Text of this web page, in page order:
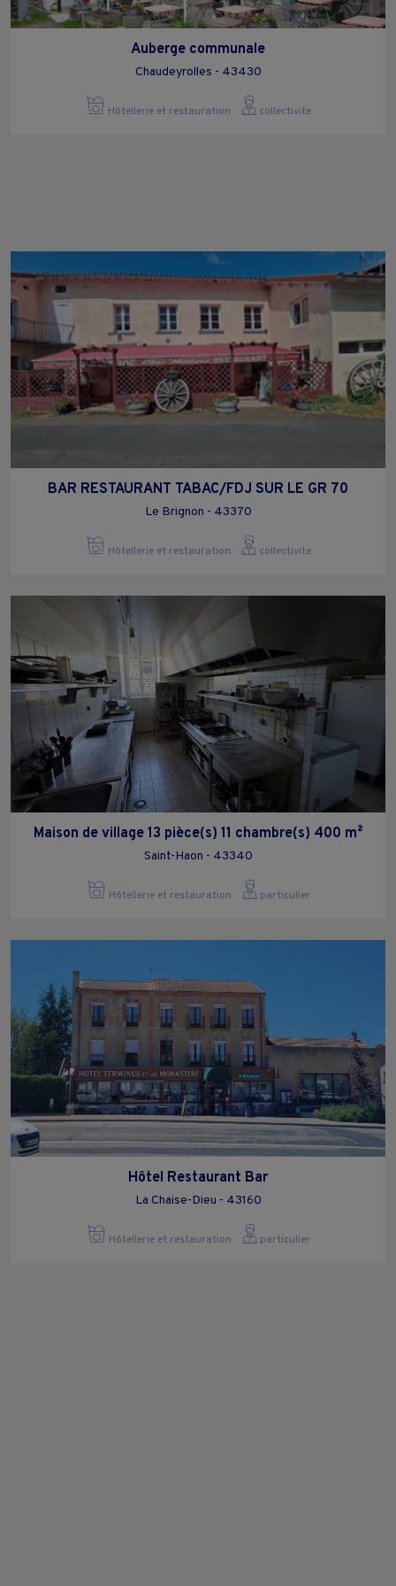
Auberge communale
Chaudeyrolles - 43430
Hôtellerie et restauration collectivite
BAR RESTAURANT TABAC/FDJ SUR LE GR 70
Le Brignon - 43370
Hôtellerie et restauration collectivite
Maison de village 13 pièce(s) 11 chambre(s) 400 m²
Saint-Haon - 43340
Hôtellerie et restauration particulier
Hôtel Restaurant Bar
La Chaise-Dieu - 43160
Hôtellerie et restauration particulier